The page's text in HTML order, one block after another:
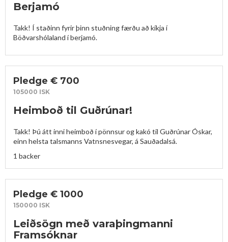
Berjamó
Takk! Í staðinn fyrir þinn stuðning færðu að kíkja í
Böðvarshólaland í berjamó.
Pledge € 700
105000 ISK
Heimboð til Guðrúnar!
Takk! Þú átt inni heimboð í pönnsur og kakó til Guðrúnar Óskar,
einn helsta talsmanns Vatnsnesvegar, á Sauðadalsá.
1 backer
Pledge € 1000
150000 ISK
Leiðsögn með varaþingmanni
Framsóknar